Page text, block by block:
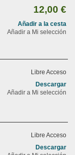
12,00 €
Añadir a la cesta
Añadir a Mi selección
Libre Acceso
Descargar
Añadir a Mi selección
Libre Acceso
Descargar